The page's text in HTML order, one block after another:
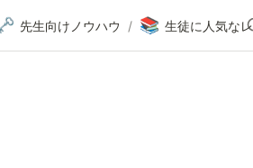
先生向けノウハウ / 📚